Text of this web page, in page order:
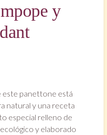
y
este panettone está
natural y una receta
especial relleno de
y elaborado